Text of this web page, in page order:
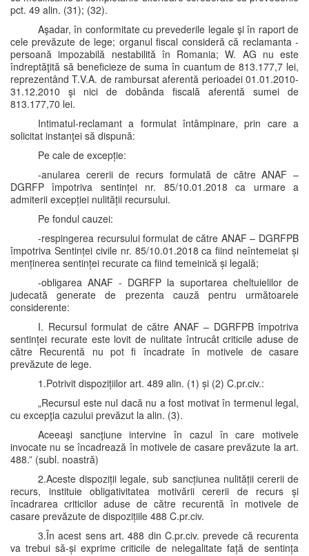
pct. 49 alin. (31); (32).
Aşadar, în conformitate cu prevederile legale şi în raport de
cele prevăzute de lege; organul fiscal consideră că reclamanta -
persoană impozabilă nestabilită în Romania; W. AG nu este
îndreptăţită să beneficieze de suma în cuantum de 813.177,7 lei,
reprezentând T.V.A. de rambursat aferentă perioadei 01.01.2010-
31.12.2010 şi nici de dobânda fiscală aferentă sumei de
813.177,70 lei.
Intimatul-reclamant a formulat întâmpinare, prin care a
solicitat instanţei să dispună:
Pe cale de excepție:
-anularea cererii de recurs formulată de către ANAF –
DGRFP împotriva sentinței nr. 85/10.01.2018 ca urmare a
admiterii excepției nulității recursului.
Pe fondul cauzei:
-respingerea recursului formulat de către ANAF – DGRFPB
împotriva Sentinței civile nr. 85/10.01.2018 ca fiind neîntemeiat și
menținerea sentinței recurate ca fiind temeinică și legală;
-obligarea ANAF - DGRFP la suportarea cheltuielilor de
judecată generate de prezenta cauză pentru următoarele
considerente:
I. Recursul formulat de către ANAF – DGRFPB împotriva
sentinței recurate este lovit de nulitate întrucât criticile aduse de
către Recurentă nu pot fi încadrate în motivele de casare
prevăzute de lege.
1.Potrivit dispozițiilor art. 489 alin. (1) și (2) C.pr.civ.:
„Recursul este nul dacă nu a fost motivat în termenul legal,
cu excepţia cazului prevăzut la alin. (3).
Aceeaşi sancţiune intervine în cazul în care motivele
invocate nu se încadrează în motivele de casare prevăzute la art.
488.” (subl. noastră)
2.Aceste dispoziții legale, sub sancțiunea nulității cererii de
recurs, instituie obligativitatea motivării cererii de recurs și
încadrarea criticilor aduse de către recurentă în motivele de
casare prevăzute de dispozițiile 488 C.pr.civ.
3.În acest sens art. 488 din C.pr.civ. prevede că recurenta
va trebui să-și exprime criticile de nelegalitate față de sentința